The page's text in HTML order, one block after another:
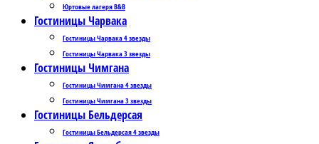
Юртовые лагеря B&B
Гостиницы Чарвака
Гостиницы Чарвака 4 звезды
Гостиницы Чарвака 3 звезды
Гостиницы Чимгана
Гостиницы Чимгана 4 звезды
Гостиницы Чимгана 3 звезды
Гостиницы Бельдерсая
Гостиницы Бельдерсая 4 звезды